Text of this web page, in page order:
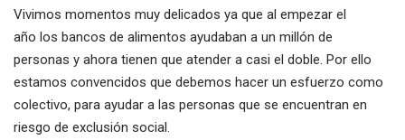
Vivimos momentos muy delicados ya que al empezar el
año los bancos de alimentos ayudaban a un millón de
personas y ahora tienen que atender a casi el doble. Por ello
estamos convencidos que debemos hacer un esfuerzo como
colectivo, para ayudar a las personas que se encuentran en
riesgo de exclusión social.